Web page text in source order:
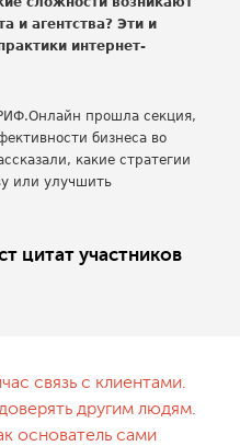
и агентства? Эти и
интернет-
прошла секция,
бизнеса во
какие стратегии
или улучшить
цитат участников
связь с клиентами.
другим людям.
основатель сами